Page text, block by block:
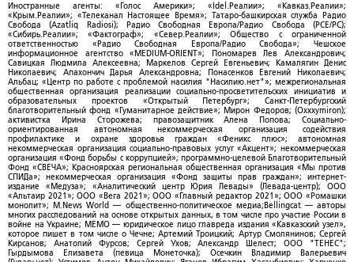
Иностранные агенты: «Голос Америки»; «Idel.Реалии»; «Кавказ.Реалии»;
«Крым.Реалии»; «Телеканал Настоящее Время»; Татаро-башкирская служба Радио
Свобода (Azatliq Radiosi); Радио Свободная Европа/Радио Свобода (PCE/PC);
«Сибирь.Реалии»; «Фактограф»; «Север.Реалии»; Общество с ограниченной
ответственностью «Радио Свободная Европа/Радио Свобода»; Чешское
информационное агентство «MEDIUM-ORIENT»; Пономарев Лев Александрович;
Савицкая Людмила Алексеевна; Маркелов Сергей Евгеньевич; Камалягин Денис
Николаевич; Апахончич Дарья Александровна; Понасенков Евгений Николаевич;
Альбац; «Центр по работе с проблемой насилия "Насилию.нет"»; межрегиональная
общественная организация реализации социально-просветительских инициатив и
образовательных проектов «Открытый Петербург»; Санкт-Петербургский
благотворительный фонд «Гуманитарное действие»; Мирон Федоров; (Oxxxymiron);
активистка Ирина Сторожева; правозащитник Алена Попова; Социально-
ориентированная автономная некоммерческая организация содействия
профилактике и охране здоровья граждан «Феникс плюс»; автономная
некоммерческая организация социально-правовых услуг «Акцент»; некоммерческая
организация «Фонд борьбы с коррупцией»; программно-целевой Благотворительный
Фонд «СВЕЧА»; Красноярская региональная общественная организация «Мы против
СПИДа»; некоммерческая организация «Фонд защиты прав граждан»; интернет-
издание «Медуза»; «Аналитический центр Юрия Левады» (Левада-центр); ООО
«Альтаир 2021»; ООО «Вега 2021»; ООО «Главный редактор 2021»; ООО «Ромашки
монолит»; M.News World — общественно-политическое медиа;Bellingcat — авторы
многих расследований на основе открытых данных, в том числе про участие России в
войне на Украине; МЕМО — юридическое лицо главреда издания «Кавказский узел»,
которое пишет в том числе о Чечне; Артемий Троицкий; Артур Смолянинов; Сергей
Кирсанов; Анатолий Фурсов; Сергей Ухов; Александр Шелест; ООО "ТЕНЕС";
Гырдымова Елизавета (певица Монеточка); Осечкин Владимир Валерьевич